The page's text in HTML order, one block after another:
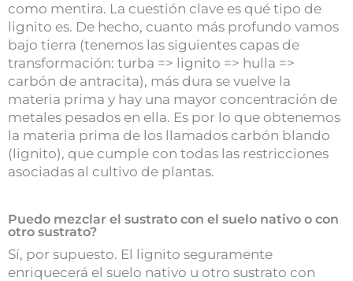
como mentira. La cuestión clave es qué tipo de
lignito es. De hecho, cuanto más profundo vamos
bajo tierra (tenemos las siguientes capas de
transformación: turba => lignito => hulla =>
carbón de antracita), más dura se vuelve la
materia prima y hay una mayor concentración de
metales pesados en ella. Es por lo que obtenemos
la materia prima de los llamados carbón blando
(lignito), que cumple con todas las restricciones
asociadas al cultivo de plantas.
Puedo mezclar el sustrato con el suelo nativo o con
otro sustrato?
Sí, por supuesto. El lignito seguramente
enriquecerá el suelo nativo u otro sustrato con